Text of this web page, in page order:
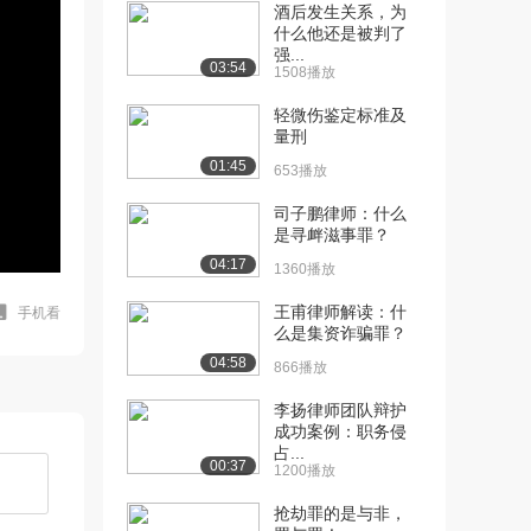
手机看
03:54
酒后发生关系，为
什么他还是被判了
强...
1508播放
01:45
轻微伤鉴定标准及
量刑
653播放
04:17
司子鹏律师：什么
是寻衅滋事罪？
1360播放
04:58
王甫律师解读：什
么是集资诈骗罪？
866播放
00:37
李扬律师团队辩护
成功案例：职务侵
占...
1200播放
抢劫罪的是与非，